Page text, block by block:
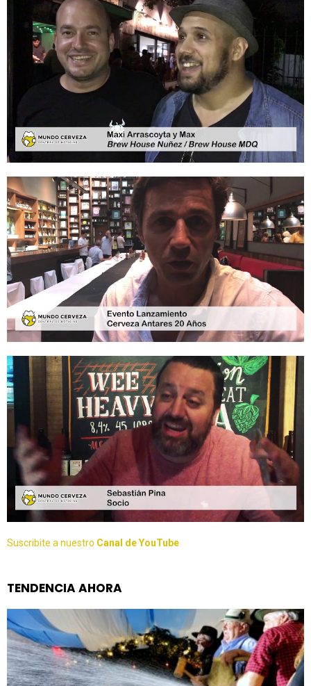
Suscribite a nuestro Canal de YouTube
TENDENCIA AHORA